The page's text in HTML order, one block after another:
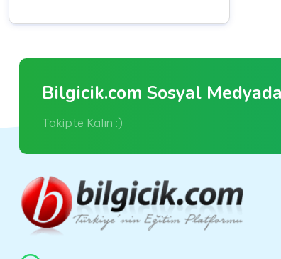
Bilgicik.com Sosyal Medyada
Takipte Kalın :)